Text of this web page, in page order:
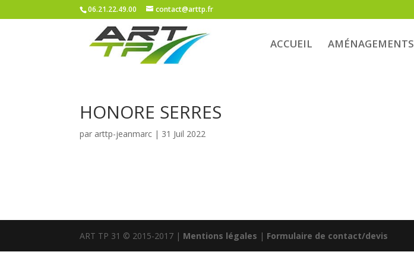
06.21.22.49.00 contact@arttp.fr
ACCUEIL AMÉNAGEMENTS
HONORE SERRES
par arttp-jeanmarc | 31 Juil 2022
ART TP 31 © 2015-2017 | Mentions légales | Formulaire de contact/devis